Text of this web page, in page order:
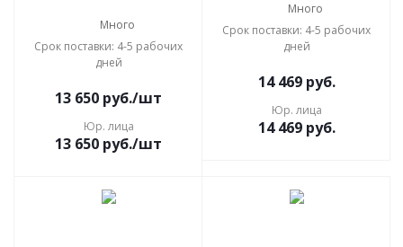
Много
Срок поставки: 4-5 рабочих
дней
13 650 руб./шт
Юр. лица
13 650 руб./шт
Много
Срок поставки: 4-5 рабочих
дней
14 469руб.
Юр. лица
14 469руб.